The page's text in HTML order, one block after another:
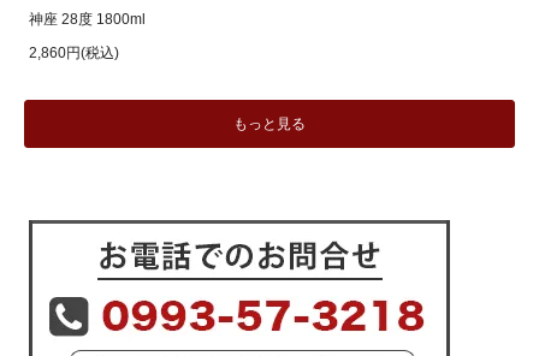
神座 28度 1800ml
2,860円(税込)
もっと見る